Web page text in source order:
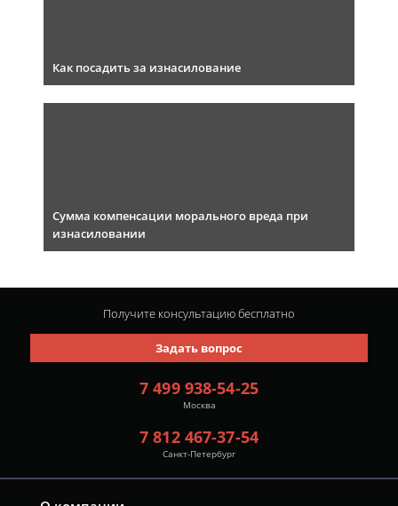
Как посадить за изнасилование
Сумма компенсации морального вреда при
изнасиловании
7 499 938-54-25
Москва
7 812 467-37-54
Санкт-Петербург
Задать вопрос
Получите консультациюбесплатно